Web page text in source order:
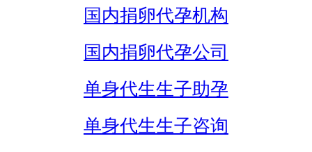
国内捐卵代孕机构
国内捐卵代孕公司
单身代生生子助孕
单身代生生子咨询